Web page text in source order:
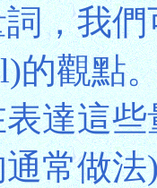
，我
的觀點
達這
常做